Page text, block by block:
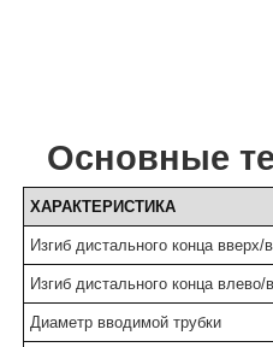
Основные
ХАРАКТЕРИСТИКА
Изгиб дистального конца вверх/
Изгиб дистального конца влево/
Диаметр вводимой трубки